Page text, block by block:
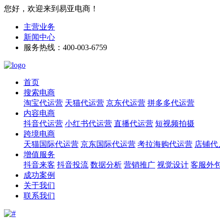
您好，欢迎来到易亚电商！
主营业务
新闻中心
服务热线：400-003-6759
首页
搜索电商
淘宝代运营 天猫代运营 京东代运营 拼多多代运营
内容电商
抖音代运营 小红书代运营 直播代运营 短视频拍摄
跨境电商
天猫国际代运营 京东国际代运营 考拉海购代运营 店铺代
增值服务
抖音来客 抖音投流 数据分析 营销推广 视觉设计 客服外
成功案例
关于我们
联系我们